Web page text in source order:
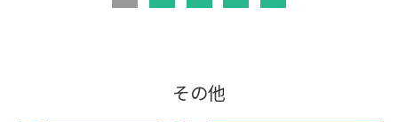
その他